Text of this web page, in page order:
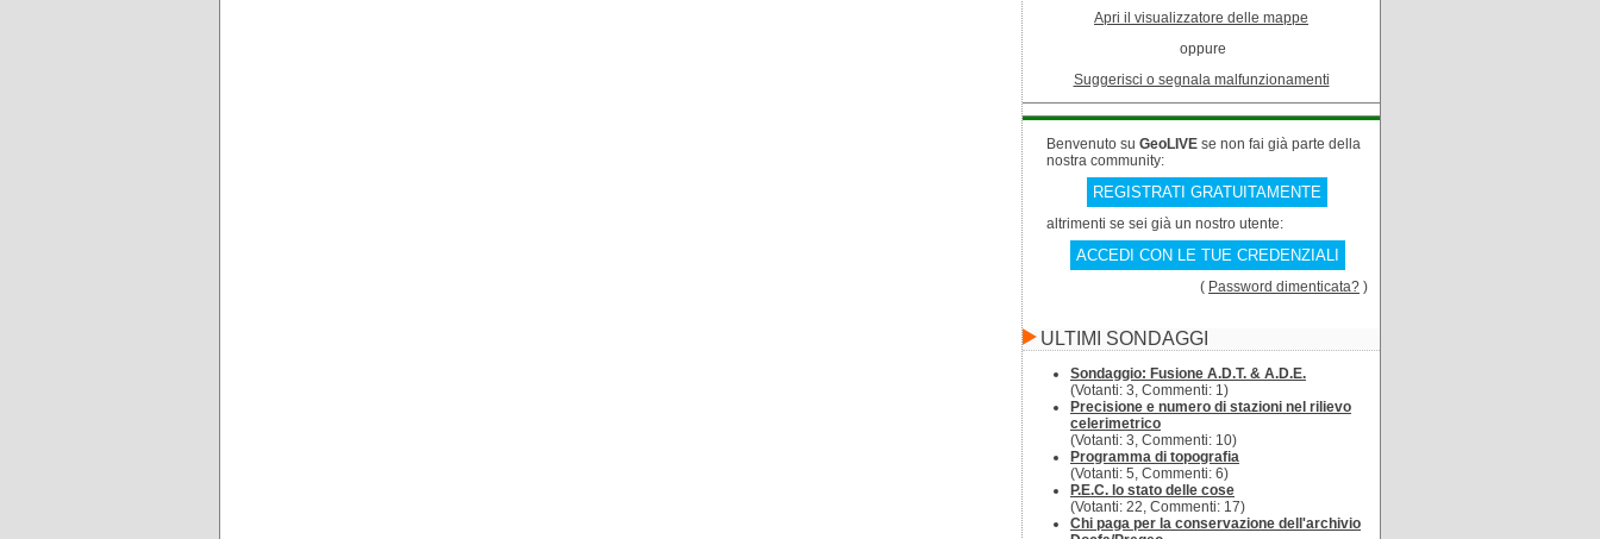
Apri il visualizzatore delle mappe
oppure
Suggerisci o segnala malfunzionamenti
Benvenuto su GeoLIVE se non fai già parte della
nostra community:
REGISTRATI GRATUITAMENTE
altrimenti se sei già un nostro utente:
ACCEDI CON LE TUE CREDENZIALI
( Password dimenticata? )
ULTIMI SONDAGGI
Sondaggio: Fusione A.D.T. & A.D.E.
(Votanti: 3, Commenti: 1)
Precisione e numero di stazioni nel rilievo
celerimetrico
(Votanti: 3, Commenti: 10)
Programma di topografia
(Votanti: 5, Commenti: 6)
P.E.C. lo stato delle cose
(Votanti: 22, Commenti: 17)
Chi paga per la conservazione dell'archivio